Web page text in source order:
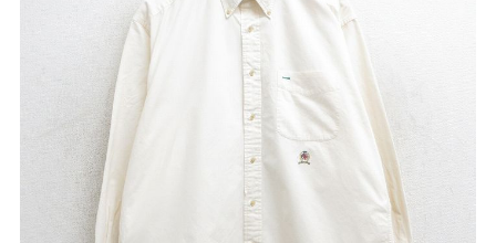
アディダス ナイキ
リーバイス チック
ア行 サ行
タ行
ナ行
マ行 ラ行